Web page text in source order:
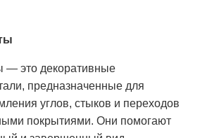
— это декоративные
предназначенные для
углов, стыков и переходов
покрытиями. Они помогают